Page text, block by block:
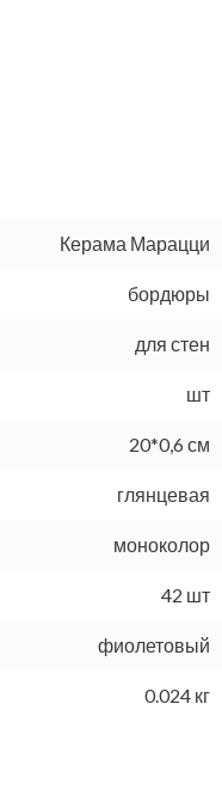
Керама Марацци
бордюры
для стен
шт
20*0,6 см
глянцевая
моноколор
42 шт
фиолетовый
0.024 кг